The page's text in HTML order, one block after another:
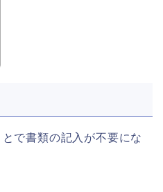
で書類の記入が不要にな